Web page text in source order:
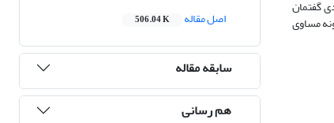
گفتمان
از نوع توصیفی است. جامعه مورد نظر کتاب فارسی پایه ششم ابتدایی در سال تحصیلی 92-91 و نمونه مساوی
اصل مقاله
506.04 K
سابقه مقاله
هم رسانی